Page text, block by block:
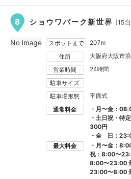
8 ショウワパーク新世界 [15
スポットまで
207m
住所
大阪府大阪市
営業時間
24時間
駐車サイズ
駐車場形態
平面式
通常料金
・月〜金：
・土日祝・
300円
・全 日：
最大料金
・月〜金：
祝：8:00〜
8:00〜23:00
23:00〜8:00
No Image